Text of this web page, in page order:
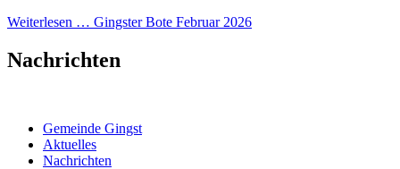
Weiterlesen … Gingster Bote Februar 2026
Nachrichten
Gemeinde Gingst
Aktuelles
Nachrichten